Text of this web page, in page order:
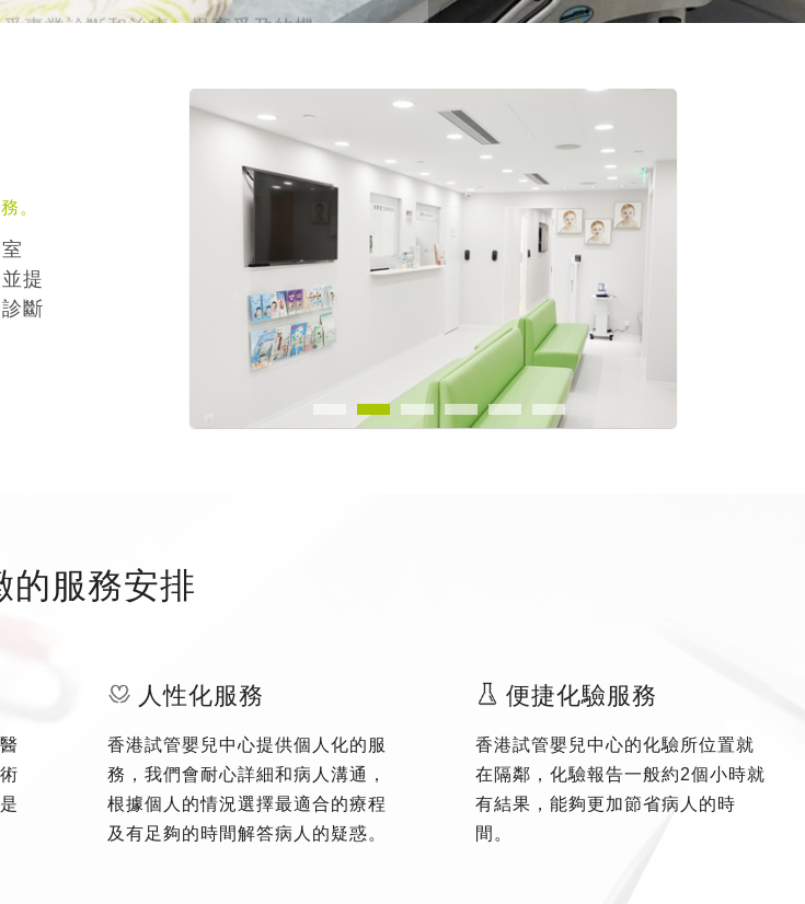
。
提
斷
的服務安排
人性化服務
香港試管嬰兒中心提供個人化的服
務，我們會耐心詳細和病人溝通，
根據個人的情況選擇最適合的療程
及有足夠的時間解答病人的疑惑。
便捷化驗服務
香港試管嬰兒中心的化驗所位置就
在隔鄰，化驗報告一般約2個小時就
有結果，能夠更加節省病人的時
間。